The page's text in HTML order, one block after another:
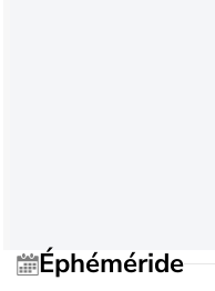
Éphéméride